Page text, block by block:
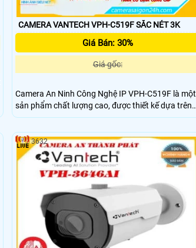
CAMERA VANTECH VPH-C519F SẮC NÉT 3K
Giá Bán: 30%
Giá gốc:
Camera An Ninh Công Nghệ IP VPH-C519F là một
sản phẩm chất lượng cao, được thiết kế dựa trên
công nghệ tiên tiến nhất hiện nay. Với độ phân giải
cho phép bạn giám sát an toàn tại cơ sở của bạn
3632